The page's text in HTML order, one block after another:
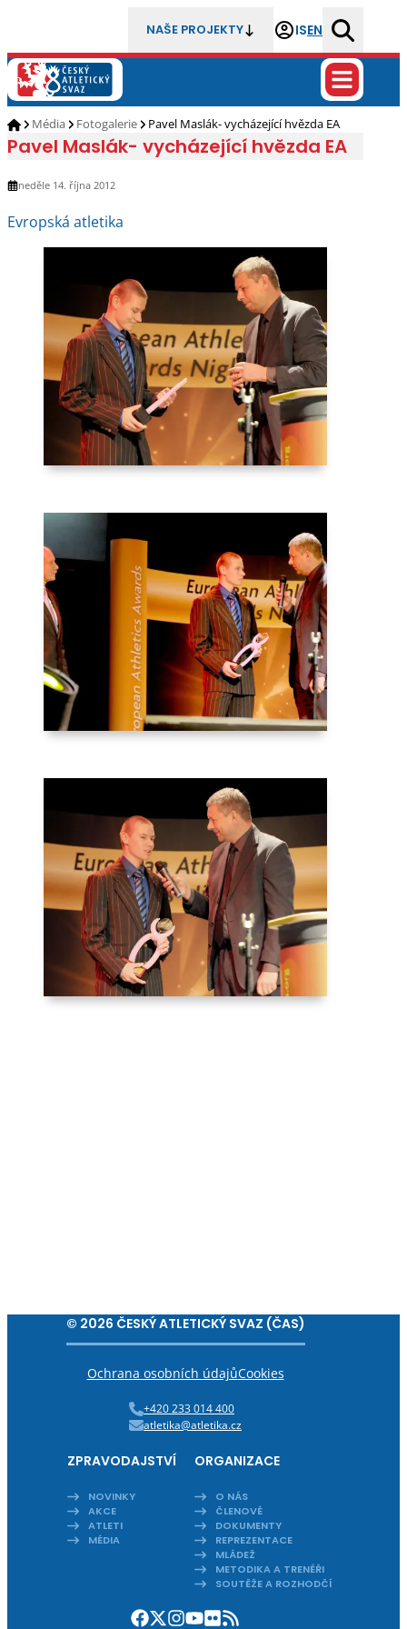
NAŠE PROJEKTY ISEN
Média Fotogalerie Pavel Maslák- vycházející hvězda EA
Pavel Maslák- vycházející hvězda EA
neděle 14. října 2012
Evropská atletika
© 2026 ČESKÝ ATLETICKÝ SVAZ (ČAS)
Ochrana osobních údajůCookies
+420 233 014 400
atletika@atletika.cz
ZPRAVODAJSTVÍ
NOVINKY
AKCE
ATLETI
MÉDIA
ORGANIZACE
O NÁS
ČLENOVÉ
DOKUMENTY
REPREZENTACE
MLÁDEŽ
METODIKA A TRENÉŘI
SOUTĚŽE A ROZHODČÍ